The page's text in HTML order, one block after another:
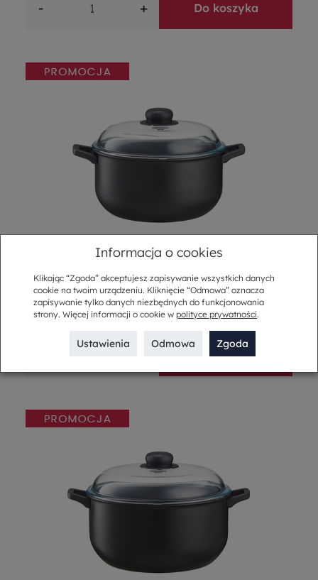
- + Do koszyka
Garnek z pokrywką 24 cm 5 l NATURA
397,00 zł
277,90 zł
Do koszyka
Informacja o cookies
Klikając “Zgoda” akceptujesz zapisywanie wszystkich danych
cookie na twoim urządzeniu. Kliknięcie “Odmowa” oznacza
zapisywanie tylko danych niezbędnych do funkcjonowania
strony. Więcej informacji o cookie w polityce prywatności.
Ustawienia Odmowa Zgoda